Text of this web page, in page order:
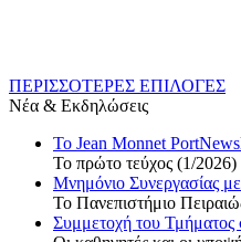
ΠΕΡΙΣΣΟΤΕΡΕΣ ΕΠΙΛΟΓΕΣ
Νέα & Εκδηλώσεις
Το Jean Monnet
Το πρώτο τεύχος (1/
Μνημόνιο Συνεργασίας
Το Πανεπιστήμιο
Συμμετοχή του